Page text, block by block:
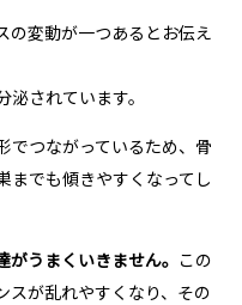
の変動が一つあるとお伝え
されています。
でつながっているため、骨
までも傾きやすくなってし
うまくいきません。 この
スが乱れやすくなり、その